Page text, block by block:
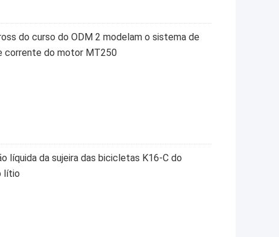
do curso do ODM 2 modelam o sistema de
corrente do motor MT250
líquida da sujeira das bicicletas K16-C do
lítio